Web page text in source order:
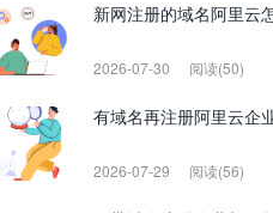
新网注册的域名阿里云
2026-07-30 阅读(50)
有域名再注册阿里云企
2026-07-29 阅读(56)